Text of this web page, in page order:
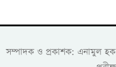
সম্পাদক ও প্রকাশক: এনামুল